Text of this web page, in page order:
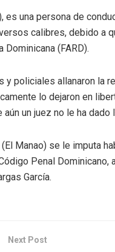
una persona de
calibres, debido a
(FARD).
policiales allanaron la
lo dejaron en
un juez no le ha dado
Manao) se le imputa
Penal Dominicano,
García.
Next Post